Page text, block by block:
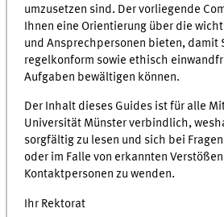
umzusetzen sind. Der vorliegende
Ihnen eine Orientierung über die
und Ansprechpersonen bieten, damit
regelkonform sowie ethisch
Aufgaben bewältigen können.
Der Inhalt dieses Guides ist für alle
Universität Münster verbindlich,
sorgfältig zu lesen und sich bei
oder im Falle von erkannten
Kontaktpersonen zu wenden.
Ihr Rektorat